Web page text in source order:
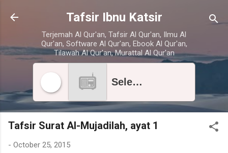
Skip to main content
Tafsir Ibnu Katsir
Terjemah Al Qur'an, Tafsir Al Qur'an, Ilmu Al
Qur'an, Software Al Qur'an, Ebook Al Qur'an,
Tilawah Al Qur'an, Murattal Al Qur'an
Select radio station
Tafsir Surat Al-Mujadilah, ayat 1
- October 25, 2015